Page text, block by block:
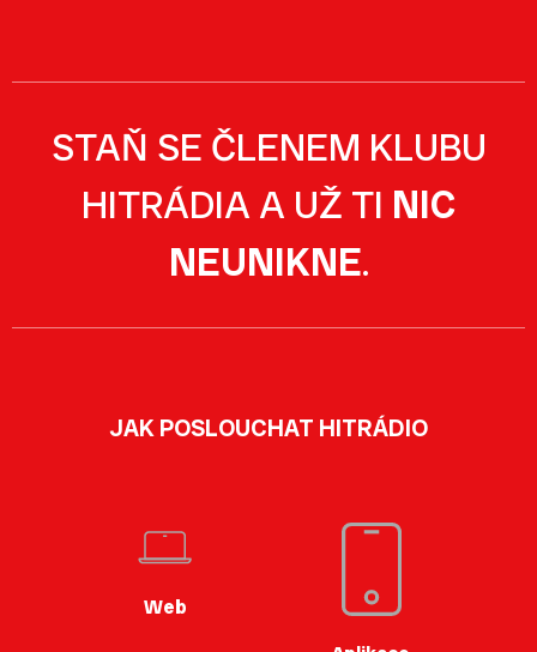
STAŇ SE ČLENEM KLUBU
HITRÁDIA A UŽ TI NIC
NEUNIKNE.
JAK POSLOUCHAT HITRÁDIO
Web